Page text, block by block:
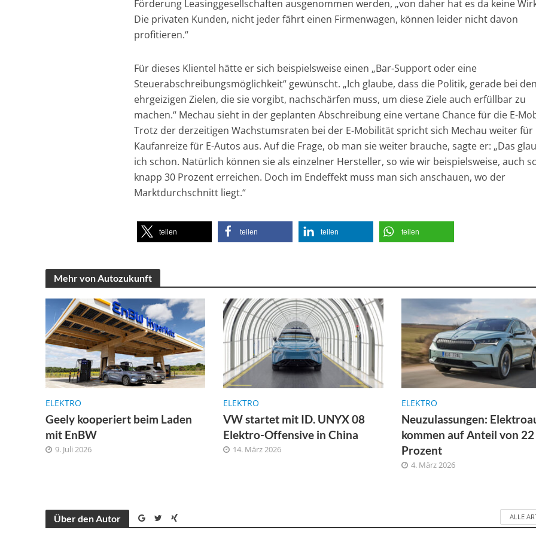
Förderung Leasinggesellschaften ausgenommen werden, „von daher hat es da keine
Die privaten Kunden, nicht jeder fährt einen Firmenwagen, können leider nicht davon
profitieren.“
Für dieses Klientel hätte er sich beispielsweise einen „Bar-Support oder eine
Steuerabschreibungsmöglichkeit“ gewünscht. „Ich glaube, dass die Politik, gerade bei den
ehrgeizigen Zielen, die sie vorgibt, nachschärfen muss, um diese Ziele auch erfüllbar zu
machen.“ Mechau sieht in der geplanten Abschreibung eine vertane Chance für die E-
Trotz der derzeitigen Wachstumsraten bei der E-Mobilität spricht sich Mechau weiter für
Kaufanreize für E-Autos aus. Auf die Frage, ob man sie weiter brauche, sagte er: „Das
ich schon. Natürlich können sie als einzelner Hersteller, so wie wir beispielsweise, auch
knapp 30 Prozent erreichen. Doch im Endeffekt muss man sich anschauen, wo der
Marktdurchschnitt liegt.“
teilen teilen teilen teilen
Mehr von Autozukunft
ELEKTRO
Geely kooperiert beim Laden
mit EnBW
9. Juli 2026
ELEKTRO
VW startet mit ID. UNYX 08
Elektro-Offensive in China
14. März 2026
ELEKTRO
Neuzulassungen:
kommen auf Anteil von 22
Prozent
4. März 2026
Über den Autor ALLE